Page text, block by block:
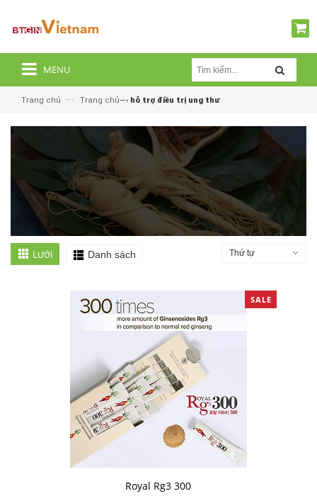
MENU
Trang chủ —› Trang chủ—› hỗ trợ điều trị ung thư
Lưới Danh sách Thứ tự
SALE
Royal Rg3 300